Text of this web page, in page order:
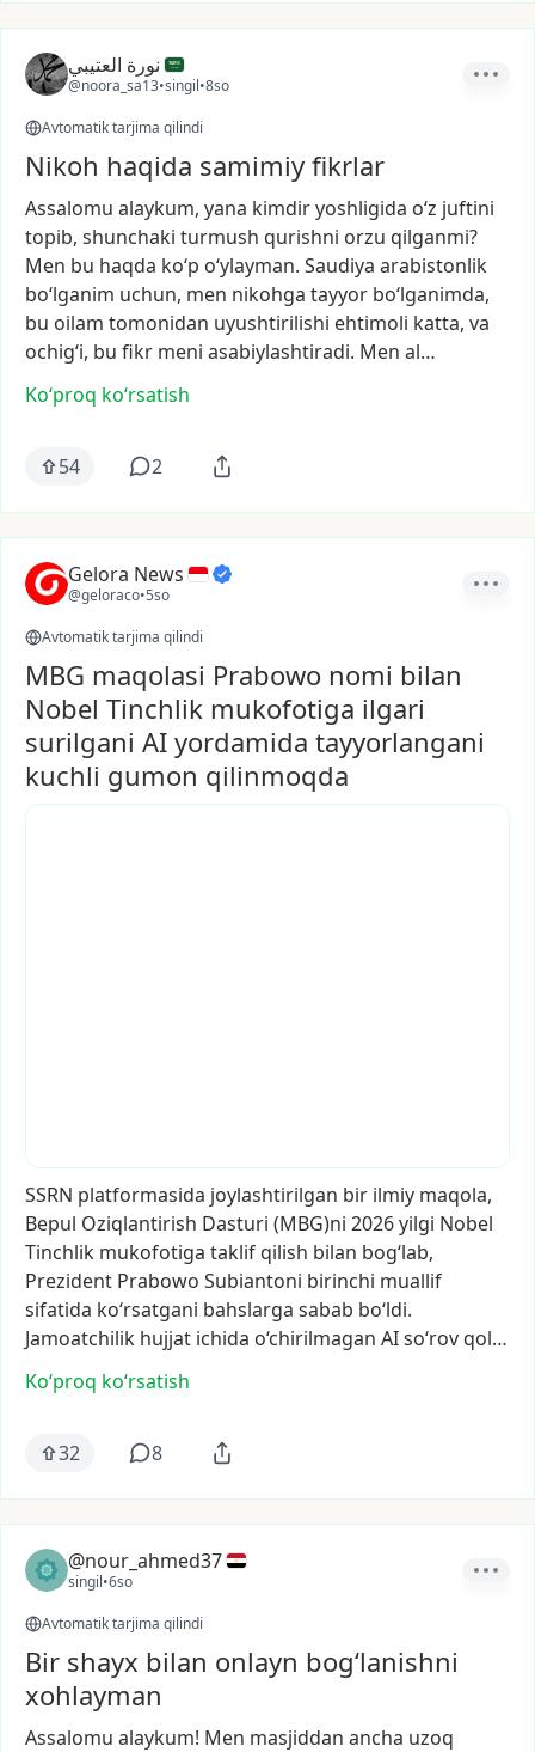
نورة العتيبي
@noora_sa13•singil•8so
Avtomatik tarjima qilindi
Nikoh haqida samimiy fikrlar
Assalomu alaykum, yana kimdiryoshligida o‘z juftini
topib, shunchaki turmush qurishni orzu qilganmi?
Men bu haqda ko‘p o‘ylayman. Saudiya arabistonlik
bo‘lganim uchun, men nikohga tayyor bo‘lganimda,
bu oilam tomonidan uyushtirilishi ehtimoli katta, va
ochig‘i, bu fikr meni asabiylashtiradi. Men al…
Ko‘proq koʻrsatish
54 2
Gelora News
@geloraco•5so
Avtomatik tarjima qilindi
MBG maqolasi Prabowo nomi bilan
Nobel Tinchlik mukofotiga ilgari
surilgani AI yordamida tayyorlangani
kuchli gumon qilinmoqda
SSRN platformasida joylashtirilgan bir ilmiy maqola,
Bepul Oziqlantirish Dasturi (MBG)ni 2026yilgi Nobel
Tinchlik mukofotiga taklif qilish bilan bog‘lab,
Prezident Prabowo Subiantoni birinchi muallif
sifatida ko‘rsatgani bahslarga sabab bo‘ldi.
Jamoatchilik hujjat ichida o‘chirilmagan AIso‘rov qol…
Ko‘proq koʻrsatish
32 8
@nour_ahmed37
singil•6so
Avtomatik tarjima qilindi
Bir shayx bilan onlayn bog‘lanishni
xohlayman
Assalomu alaykum! Men masjiddan ancha uzoq